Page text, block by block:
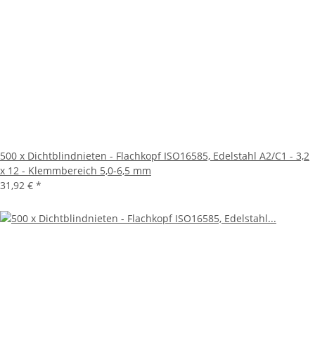
500 x Dichtblindnieten - Flachkopf ISO16585, Edelstahl A2/C1 - 3,2
x 12 - Klemmbereich 5,0-6,5 mm
31,92 € *